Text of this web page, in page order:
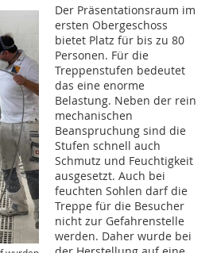
Der Präsentationsraum im
ersten Obergeschoss
bietet Platz für bis zu 80
Personen. Für die
Treppenstufen bedeutet
das eine enorme
Belastung. Neben der rein
mechanischen
Beanspruchung sind die
Stufen schnell auch
Schmutz und Feuchtigkeit
ausgesetzt. Auch bei
feuchten Sohlen darf die
Treppe für die Besucher
nicht zur Gefahrenstelle
werden. Daher wurde bei